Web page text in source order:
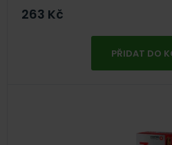
263 Kč
PŘIDAT DO